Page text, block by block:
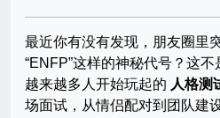
最近你有没有发现，朋友圈里
“ENFP”这样的神秘代号？这
越来越多人开始玩起的 人格测
场面试，从情侣配对到团队建